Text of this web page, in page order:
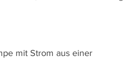
mit Strom aus einer